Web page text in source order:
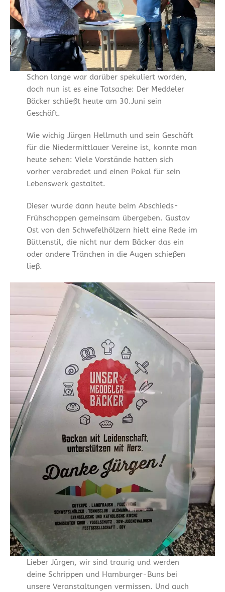
Schon lange war darüber spekuliert worden,
doch nun ist es eine Tatsache: Der Meddeler
Bäcker schließt heute am 30.Juni sein
Geschäft.
Wie wichig Jürgen Hellmuth und sein Geschäft
für die Niedermittlauer Vereine ist, konnte man
heute sehen: Viele Vorstände hatten sich
vorher verabredet und einen Pokal für sein
Lebenswerk gestaltet.
Dieser wurde dann heute beim Abschieds-
Frühschoppen gemeinsam übergeben. Gustav
Ost von den Schwefelhölzern hielt eine Rede im
Büttenstil, die nicht nur dem Bäcker das ein
oder andere Tränchen in die Augen schießen
ließ.
Lieber Jürgen, wir sind traurig und werden
deine Schrippen und Hamburger-Buns bei
unsere Veranstaltungen vermissen. Und auch